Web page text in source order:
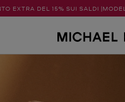
EXTRA DEL 15% SUI SALDI